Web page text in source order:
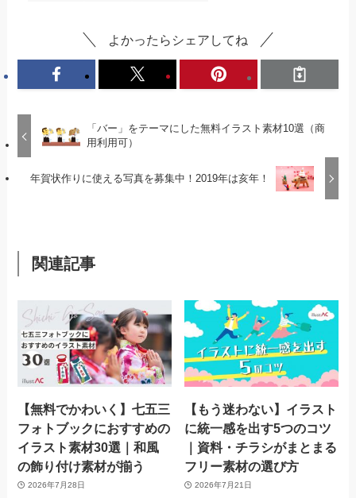
よかったらシェアしてね
「バー」をテーマにした無料イラスト素材10選（商
用利用可）
年賀状作りに使える写真を募集中！2019年は亥年！
関連記事
【無料でかわいく】七五三
フォトブックにおすすめの
イラスト素材30選｜和風
の飾り付け素材が揃う
2026年7月28日
【もう迷わない】イラスト
に統一感を出す5つのコツ
｜資料・チラシがまとまる
フリー素材の選び方
2026年7月21日